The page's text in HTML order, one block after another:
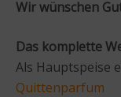
Wir wünschen
Das komplette
Als Hauptspeise
Quittenparfum